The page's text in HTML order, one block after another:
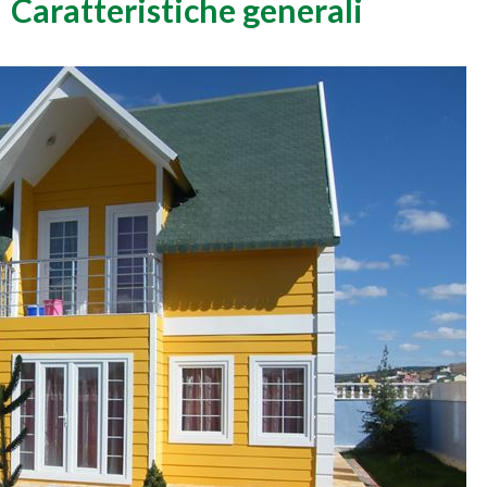
Caratteristiche generali